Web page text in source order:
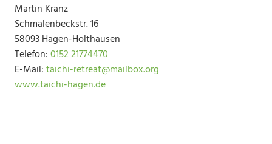
Martin Kranz
Schmalenbeckstr. 16
58093 Hagen-Holthausen
Telefon:0152 21774470
E-Mail:taichi-retreat@mailbox.org
www.taichi-hagen.de